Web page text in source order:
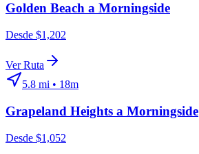
Golden Beach a Morningside
Desde $1,202
Ver Ruta
5.8 mi • 18m
Grapeland Heights a Morningside
Desde $1,052